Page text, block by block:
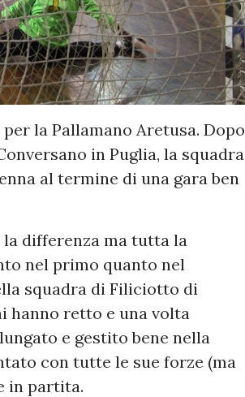
la Pallamano Aretusa. Dopo
in Puglia, la squadra
al termine di una gara ben
differenza ma tutta la
nel primo quanto nel
squadra di Filiciotto di
hanno retto e una volta
e gestito bene nella
con tutte le sue forze (ma
in partita.